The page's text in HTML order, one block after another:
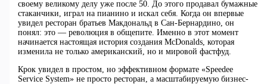
своему великому делу уже после 50. До этого продавал бумажные
стаканчики, играл на пианино и искал себя. Когда он впервые
увидел ресторан братьев Макдональд в Сан-Бернардино, он
понял: это — революция в общепите. Именно в этот момент
начинается настоящая история создания McDonalds, которая
изменила не только американский, но и мировой фастфуд.
Крок увидел в простом, но эффективном формате «Speedee
Service System» не просто ресторан, а масштабируемую бизнес-